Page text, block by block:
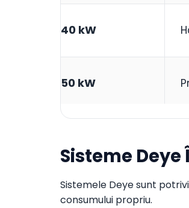
40 kW
50 kW
Sisteme
Sistemele Deye sunt
consumului propriu.